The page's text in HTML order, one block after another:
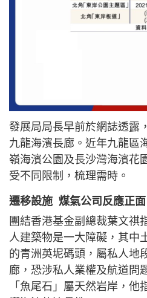
發展局局長早前於網誌透露
九龍海濱長廊。近年九龍區
嶺海濱公園及長沙灣海濱花
受不同限制，梳理需時。
遷移設施 煤氣公司反應正面
團結香港基金副總裁葉文祺
人建築物是一大障礙，其中
的青洲英坭碼頭，屬私人地
廊，恐涉私人業權及航道問
「魚尾石」屬天然岩岸，